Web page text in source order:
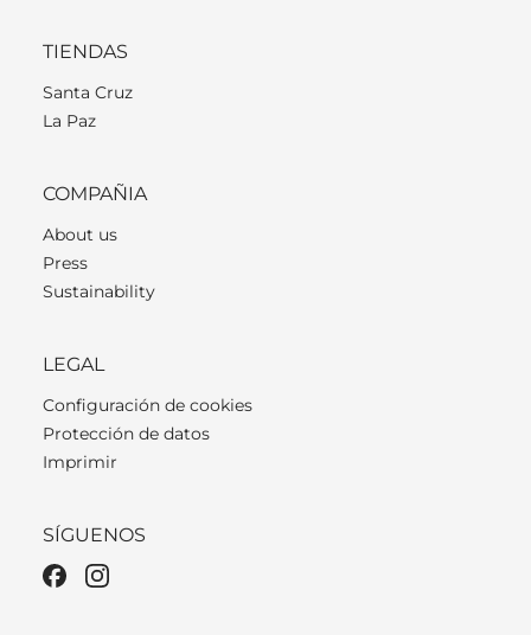
TIENDAS
Santa Cruz
La Paz
COMPAÑIA
About us
Press
Sustainability
LEGAL
Configuración de cookies
Protección de datos
Imprimir
SÍGUENOS